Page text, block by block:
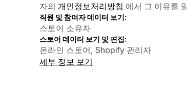
자의 개인정보처리방침 에서 그 이유를
직원 및 참여자 데이터 보기:
스토어 소유자
스토어 데이터 보기 및 편집:
온라인 스토어, Shopify 관리자
세부 정보 보기